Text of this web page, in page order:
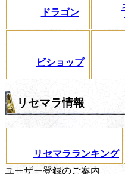
ドラゴン
ビショップ
リセマラ情報
リセマラランキング
ユーザー登録のご案内